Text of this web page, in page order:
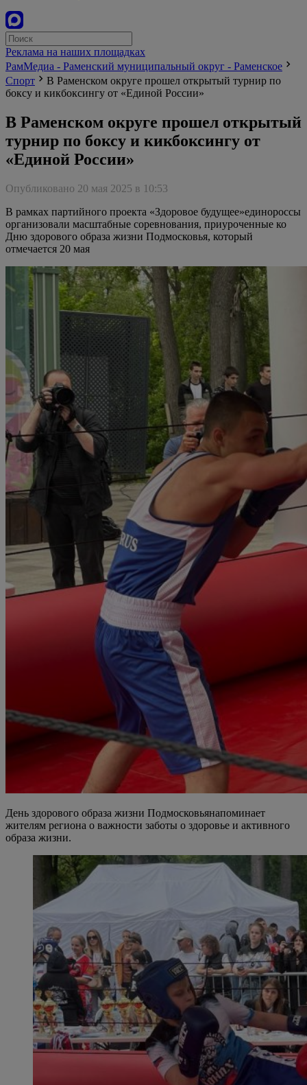
Реклама на наших площадках
РамМедиа - Раменский муниципальный округ - Раменское
Спорт
В Раменском округе прошел открытый турнир по
боксу и кикбоксингу от «Единой России»
В Раменском округе прошел открытый
турнир по боксу и кикбоксингу от
«Единой России»
Опубликовано 20 мая 2025 в 10:53
В рамках партийного проекта «Здоровое будущее»единороссы
организовали масштабные соревнования, приуроченные ко
Дню здорового образа жизни Подмосковья, который
отмечается 20 мая
День здорового образа жизни Подмосковьянапоминает
жителям региона о важности заботы о здоровье и активного
образа жизни.